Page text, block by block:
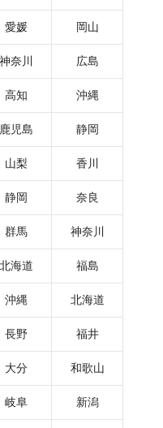
愛媛 岡山
神奈川 広島
高知 沖縄
鹿児島 静岡
山梨 香川
静岡 奈良
群馬 神奈川
北海道 福島
沖縄 北海道
長野 福井
大分 和歌山
岐阜 新潟